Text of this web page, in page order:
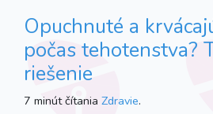
Opuchnuté a
počas tehotenstva?
riešenie
7 minút čítania Zdravie.